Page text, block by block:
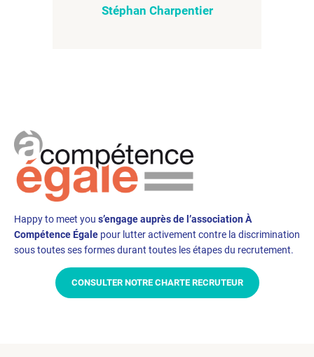
Stéphan Charpentier
Happy to meet you s’engage auprès de l’association À
Compétence Égale pour lutter activement contre la discrimination
sous toutes ses formes durant toutes les étapes du recrutement.
CONSULTER NOTRE CHARTE RECRUTEUR